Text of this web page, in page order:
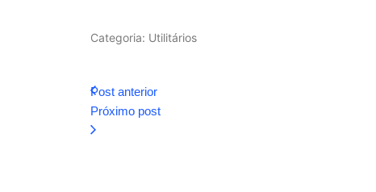
Categoria: Utilitários
Post anterior
Próximo post